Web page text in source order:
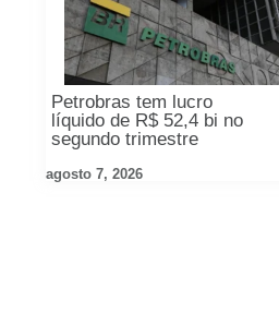
Petrobras tem lucro
líquido de R$ 52,4 bi no
segundo trimestre
agosto 7, 2026